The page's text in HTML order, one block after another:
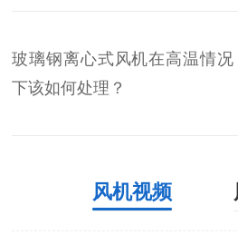
玻璃钢离心式风机在高温情况
下该如何处理？
风机视频